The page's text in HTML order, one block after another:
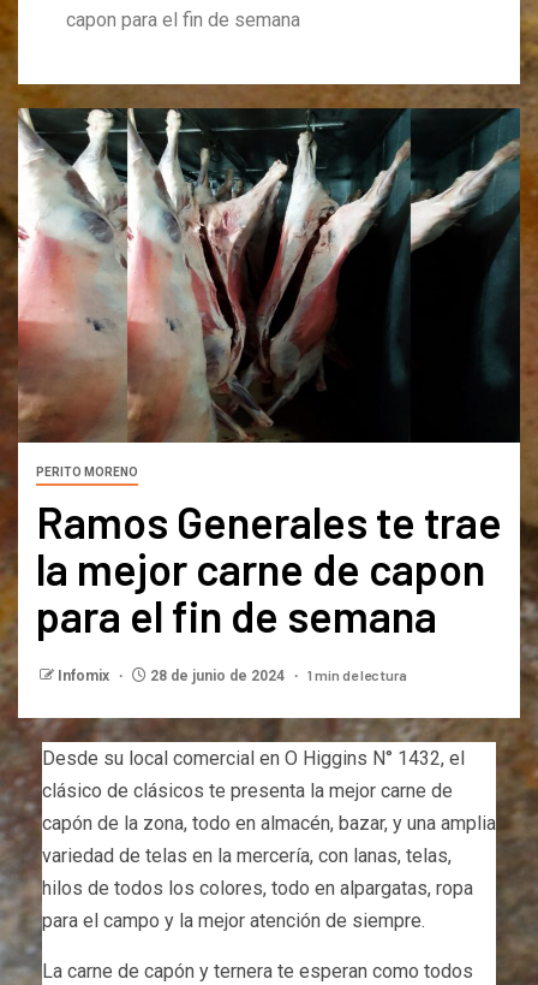
capon para el fin de semana
PERITO MORENO
Ramos Generales te trae
la mejor carne de capon
para el fin de semana
Infomix 28 de junio de 2024 1 min de lectura
Desde su local comercial en O Higgins N° 1432, el
clásico de clásicos te presenta la mejor carne de
capón de la zona, todo en almacén, bazar, y una amplia
variedad de telas en la mercería, con lanas, telas,
hilos de todos los colores, todo en alpargatas, ropa
para el campo y la mejor atención de siempre.
La carne de capón y ternera te esperan como todos